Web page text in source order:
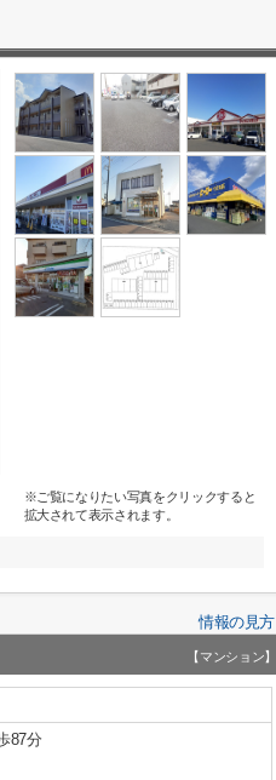
※ご覧になりたい写真をクリックすると
拡大されて表示されます。
情報の見方
【マンション】
87分